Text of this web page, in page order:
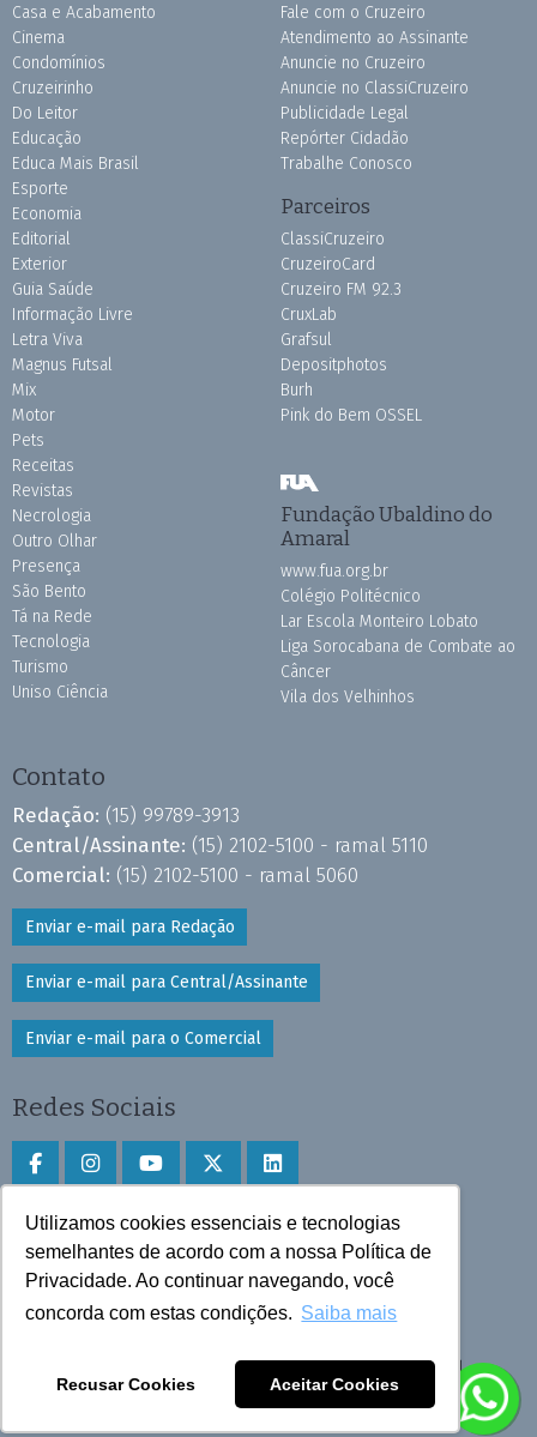
Utilizamos cookies essenciais e tecnologias
semelhantes de acordo com a nossa Política de
Privacidade. Ao continuar navegando, você
concorda com estas condições. Saiba mais
Recusar Cookies Aceitar Cookies
Casa e Acabamento
Cinema
Condomínios
Cruzeirinho
Do Leitor
Educação
Educa Mais Brasil
Esporte
Economia
Editorial
Exterior
Guia Saúde
Informação Livre
Letra Viva
Magnus Futsal
Mix
Motor
Pets
Receitas
Revistas
Necrologia
Outro Olhar
Presença
São Bento
Tá na Rede
Tecnologia
Turismo
Uniso Ciência
Fale com o Cruzeiro
Atendimento ao Assinante
Anuncie no Cruzeiro
Anuncie no ClassiCruzeiro
Publicidade Legal
Repórter Cidadão
Trabalhe Conosco
Parceiros
ClassiCruzeiro
CruzeiroCard
Cruzeiro FM 92.3
CruxLab
Grafsul
Depositphotos
Burh
Pink do Bem OSSEL
Fundação Ubaldino do
Amaral
www.fua.org.br
Colégio Politécnico
Lar Escola Monteiro Lobato
Liga Sorocabana de Combate ao
Câncer
Vila dos Velhinhos
Contato
Redação: (15) 99789-3913
Central/Assinante: (15) 2102-5100 - ramal 5110
Comercial: (15) 2102-5100 - ramal 5060
Enviar e-mail para Redação
Enviar e-mail para Central/Assinante
Enviar e-mail para o Comercial
Redes Sociais
Faça download do aplicativo
Play Store e App Store
Todos os direitos reservados © 2025 Cruzeiro do Sul